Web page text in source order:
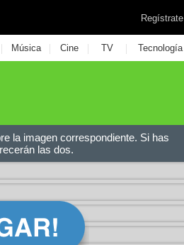
Regístrate
| Música | Cine | TV | Tecnología
la imagen correspondiente. Si has
las dos.